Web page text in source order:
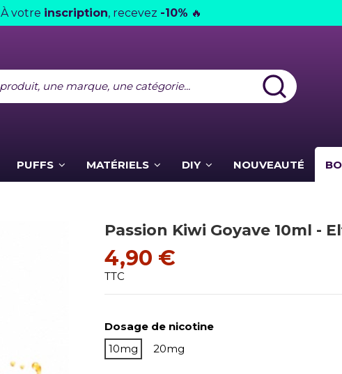
À votre inscription, recevez -10% 🔥
PUFFS MATÉRIELS DIY NOUVEAUTÉ
Passion Kiwi Goyave 10ml -
4,90 €
TTC
Dosage de nicotine
10mg
20mg